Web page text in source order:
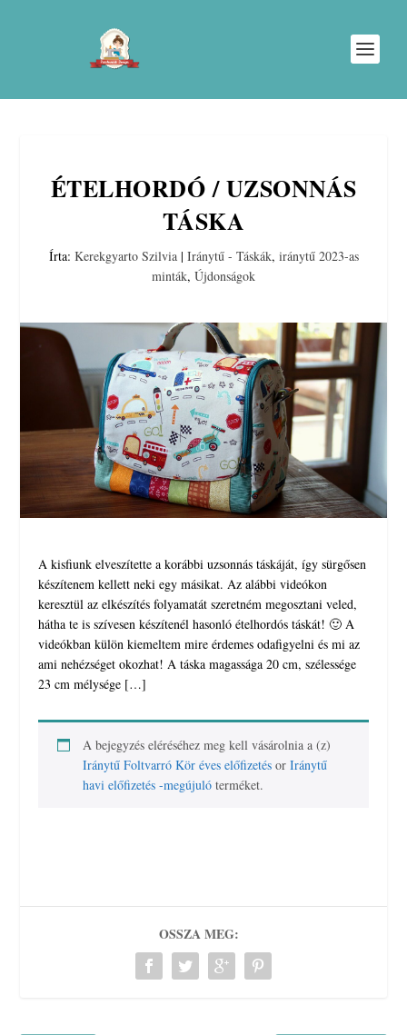
ÉTELHORDÓ / UZSONNÁS
TÁSKA
Írta: Kerekgyarto Szilvia| Iránytű - Táskák, iránytű 2023-as
minták, Újdonságok
A kisfiunk elveszítette a korábbi uzsonnás táskáját, így sürgősen
készítenem kellett neki egy másikat. Az alábbi videókon
keresztül az elkészítés folyamatát szeretném megosztani veled,
hátha te is szívesen készítenél hasonló ételhordós táskát! 🙂 A
videókban külön kiemeltem mire érdemes odafigyelni és mi az
ami nehézséget okozhat! A táska magassága 20 cm, szélessége
23 cm mélysége […]
A bejegyzés eléréséhez meg kell vásárolnia a (z)
Iránytű Foltvarró Kör éves előfizetés orIránytű
havi előfizetés -megújuló terméket.
OSSZA MEG: